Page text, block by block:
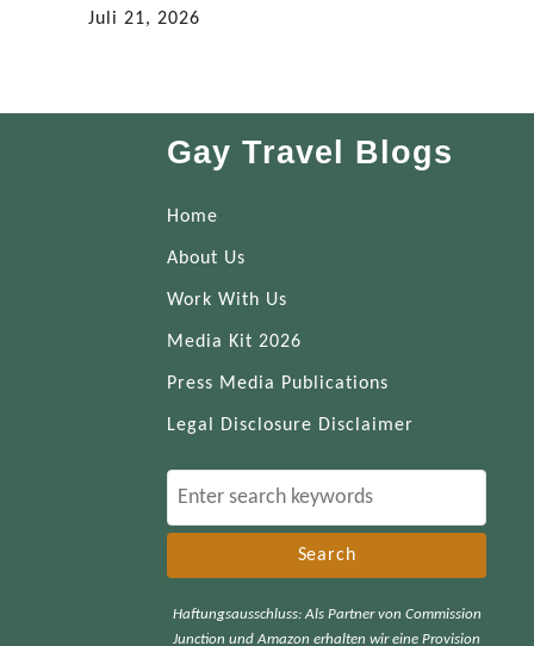
Juli 21, 2026
Gay Travel Blogs
Home
About Us
Work With Us
Media Kit 2026
Press Media Publications
Legal Disclosure Disclaimer
e
cHaftungsausschluss: Als Partner von Commission
Junction und Amazon erhalten wir eine Provision